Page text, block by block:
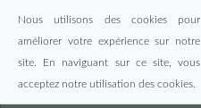
Skip to content
Nous utilisons des cookies pour
améliorer votre expérience sur notre
site. En naviguant sur ce site, vous
acceptez notre utilisation des cookies.